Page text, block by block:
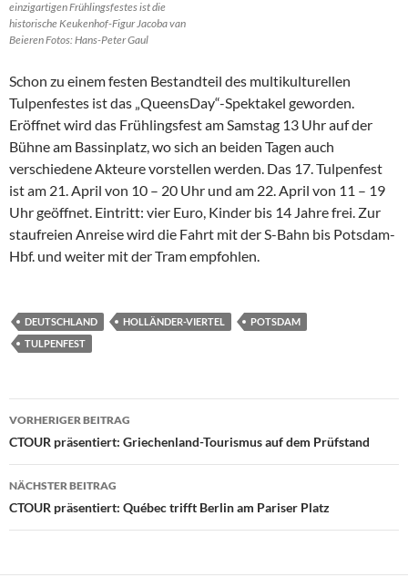
einzigartigen Frühlingsfestes ist die
historische Keukenhof-Figur Jacoba van
Beieren Fotos: Hans-Peter Gaul
Schon zu einem festen Bestandteil des multikulturellen
Tulpenfestes ist das „QueensDay“-Spektakel geworden.
Eröffnet wird das Frühlingsfest am Samstag 13 Uhr auf der
Bühne am Bassinplatz, wo sich an beiden Tagen auch
verschiedene Akteure vorstellen werden. Das 17. Tulpenfest
ist am 21. April von 10 – 20 Uhr und am 22. April von 11 – 19
Uhr geöffnet. Eintritt: vier Euro, Kinder bis 14 Jahre frei. Zur
staufreien Anreise wird die Fahrt mit der S-Bahn bis Potsdam-
Hbf. und weiter mit der Tram empfohlen.
DEUTSCHLAND HOLLÄNDER-VIERTEL
POTSDAM
TULPENFEST
Beitragsnavigation
VORHERIGER BEITRAG
CTOUR präsentiert: Griechenland-Tourismus auf dem Prüfstand
NÄCHSTER BEITRAG
CTOUR präsentiert: Québec trifft Berlin am Pariser Platz